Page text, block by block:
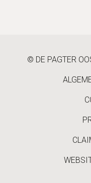
© DE PAGTER